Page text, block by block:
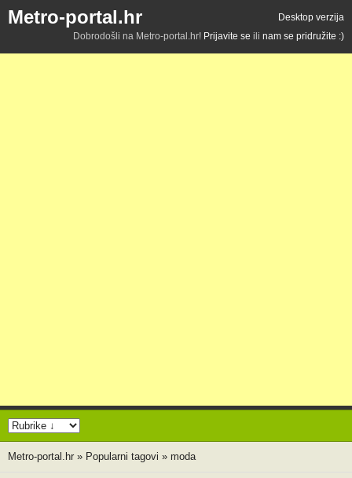
Metro-portal.hr
Desktop verzija
Dobrodošli na Metro-portal.hr! Prijavite se ili nam se pridružite :)
Metro-portal.hr » Popularni tagovi » moda